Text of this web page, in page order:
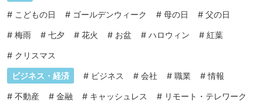
# こどもの日 # ゴールデンウィーク # 母の日 # 父の日
# 梅雨 # 七夕 # 花火 # お盆 # ハロウィン # 紅葉
# クリスマス
ビジネス・経済 # ビジネス # 会社 # 職業 #情報
# 不動産 # 金融 # キャッシュレス # リモート・テレワーク